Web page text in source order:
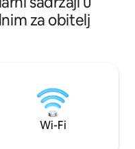
za za obitelj
Wi-Fi